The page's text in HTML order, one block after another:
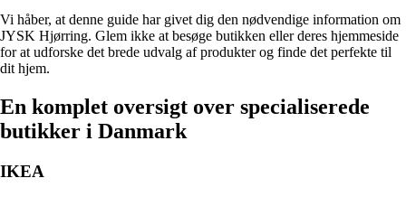
Vi håber, at denne guide har givet dig den nødvendige information om
JYSK Hjørring. Glem ikke at besøge butikken eller deres hjemmeside
for at udforske det brede udvalg af produkter og finde det perfekte til
dit hjem.
En komplet oversigt over specialiserede
butikker i Danmark
IKEA